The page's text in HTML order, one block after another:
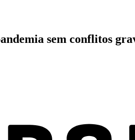
sem conflitos